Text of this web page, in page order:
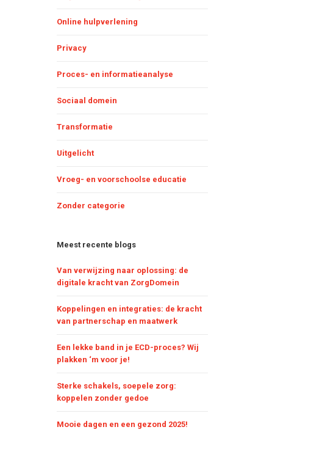
Minder administratie met
monitor
De RET-monitor: een
voor de jeugdzorg
Online hulpverlening
Privacy
Proces- en informatieanalyse
Sociaal domein
Transformatie
Uitgelicht
Vroeg- en voorschoolse educatie
Zonder categorie
Meest recente blogs
Van verwijzing naar oplossing: de
digitale kracht van ZorgDomein
Koppelingen en integraties: de kracht
van partnerschap en maatwerk
Een lekke band in je ECD-proces? Wij
plakken ‘m voor je!
Sterke schakels, soepele zorg:
koppelen zonder gedoe
Mooie dagen en een gezond 2025!